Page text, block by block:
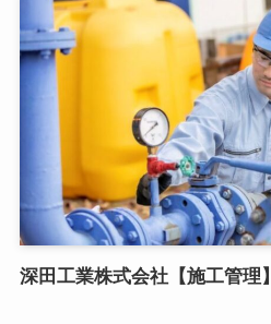
深田工業株式会社【施工管理】